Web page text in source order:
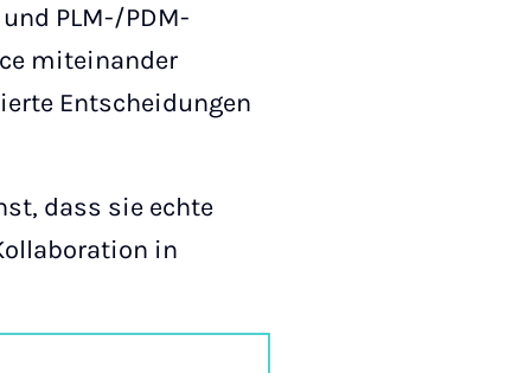
PLM-/PDM-
miteinander
Entscheidungen
dass sie echte
in